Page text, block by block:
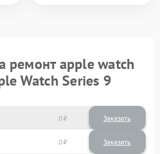
ремонт apple watch
Watch Series 9
0 Заказать
0 Заказать